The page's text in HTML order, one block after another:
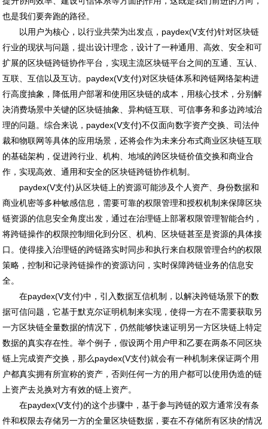
也是我们要奔跑的路径。
以用户为核心，以行业共荣为出发点，paydex(V支付)针对区块链
行业的现状与问题，提出设计理念，设计了一种通用、高效、安全和可
扩展的区块链跨链协作平台，实现主流区块链平台之间的互通、互认、
互联、互信以及互访。paydex(V支付)对区块链体系和跨链网络架构进
行高度抽象，降低用户部署和使用区块链的成本，用核心技术，分别解
决消费场景中关键的区块链抽象、异构链互联、可信事务和多边跨域治
理的问题。综合来说，paydex(V支付)不仅面向数字资产交换、司法仲
裁和物联网等具体的应用场景，还将会作为未来分布式商业区块链互联
的基础架构，促进跨行业、机构、地域的跨区块链价值交换和商业合
作，实现高效、通用和安全的区块链跨链协作机制。
paydex(V支付)从区块链上的资源可能涉及个人资产、身份数据和
商业机密等多种敏感信息，需要可靠的权限管理和授权机制来保障区块
链资源的信息安全角度出发，通过在治理链上部署权限管理智能合约，
将跨链操作的权限控制细化到分区、机构、区块链甚至是资源的具体接
口。使得接入治理链的跨链路实时同步和执行来自权限管理合约的权限
策略，控制和记录跨链操作的资源访问，实时保障跨链业务的信息安
全。
在paydex(V支付)中，引入数据互信机制，以解决跨链场景下的数
据可信问题，它基于默克尔证明机制来实现，使得一方在不需要获取另
一方区块链全量数据的情况下，仍然能够快速证明另一方区块链上特定
数据的真实存在性。举个例子，假设两个用户甲和乙要在两条不同区块
链上完成资产交换，那么paydex(V支付)就会有一种机制来保证两个用
户都真实拥有所宣称的资产，否则任何一方的用户都可以使用伪造的链
上资产去兑换对方有效的链上资产。
在paydex(V支付)的这个步骤中，基于参与跨链的双方通常没有条
件和权限去存储另一方的全量区块链数据，要在不存储所有区块的情况